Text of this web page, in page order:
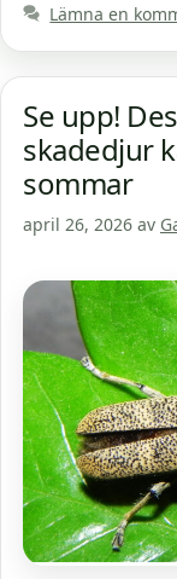
Lämna en
Se upp!
skadedjur
sommar
april 26, 2026 av